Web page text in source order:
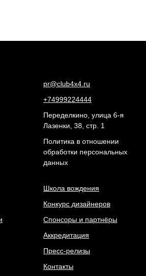
pr@club4x4.ru
+74999224444
Переделкино, улица 6-я
Лазенки, 38, стр. 1
Политика в отношении
обработки персональных
данных
Школа вождения
Конкурс дизайнеров
Спонсоры и партнёры
Аккредитация
Пресс-релизы
Контакты